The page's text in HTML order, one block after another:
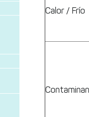
Calor / Frío